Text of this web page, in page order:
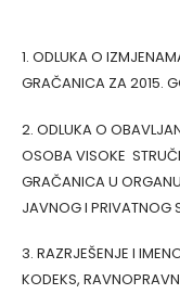
1. ODLUKA O
GRAČANICA ZA 2015.
2. ODLUKA O
OSOBA VISOKE
GRAČANICA U
JAVNOG I
3. RAZRJEŠENJE I
KODEKS,